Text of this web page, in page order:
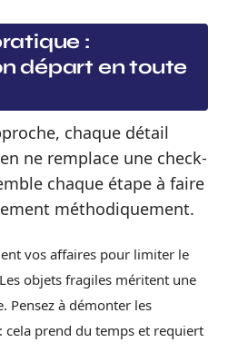
:
départ en toute
chaque détail
ne remplace une check-
chaque étape à faire
méthodiquement.
vos affaires pour limiter le
objets fragiles méritent une
Pensez à démonter les
cela prend du temps et requiert